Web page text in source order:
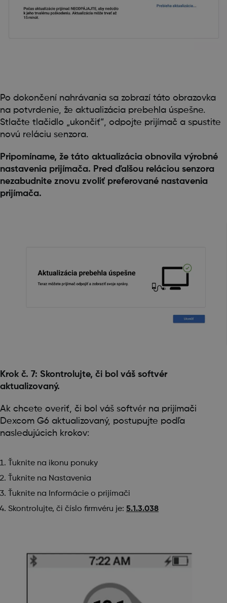
Po dokončení nahrávania sa zobrazí táto obrazovka
na potvrdenie, že aktualizácia prebehla úspešne.
Stlačte tlačidlo „ukončiť“, odpojte prijímač a spustite
novú reláciu senzora.
Pripomíname, že táto aktualizácia obnovila výrobné
nastavenia prijímača. Pred ďalšou reláciou senzora
nezabudnite znovu zvoliť preferované nastavenia
prijímača.
Krok č. 7: Skontrolujte, či bol váš softvér
aktualizovaný.
Ak chcete overiť, či bol váš softvér na prijímači
Dexcom G6 aktualizovaný, postupujte podľa
nasledujúcich krokov:
Ťuknite na ikonu ponuky
Ťuknite na Nastavenia
Ťuknite na Informácie o prijímači
Skontrolujte, či číslo firmvéru je: 5.1.3.038